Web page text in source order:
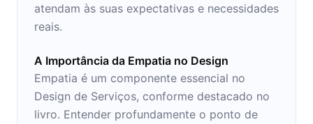
atendam às suas expectativas e necessidades
reais.
A Importância da Empatia no Design
Empatia é um componente essencial no
Design de Serviços, conforme destacado no
livro. Entender profundamente o ponto de